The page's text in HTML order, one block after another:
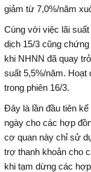
giảm từ 7,0%/năm
Cùng với việc lãi
dịch 15/3 cũng
khi NHNN đã quay
suất 5,5%/năm.
trong phiên 16/3.
Đây là lần đầu tiên
ngày cho các hợp
cơ quan này chỉ sử
trợ thanh khoản cho
khi tạm dừng các